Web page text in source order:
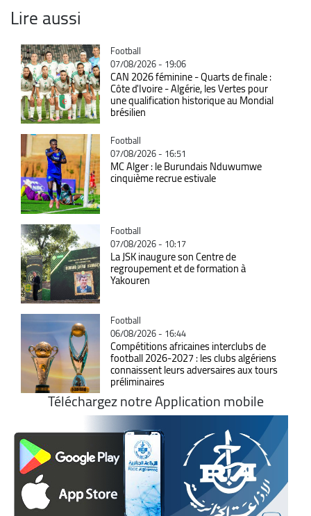
Lire aussi
Catégorie
Football
07/08/2026 - 19:06
CAN 2026 féminine - Quarts de finale :
Côte d'Ivoire - Algérie, les Vertes pour
une qualification historique au Mondial
brésilien
Catégorie
Football
07/08/2026 - 16:51
MC Alger : le Burundais Nduwumwe
cinquième recrue estivale
Catégorie
Football
07/08/2026 - 10:17
La JSK inaugure son Centre de
regroupement et de formation à
Yakouren
Catégorie
Football
06/08/2026 - 16:44
Compétitions africaines interclubs de
football 2026-2027 : les clubs algériens
connaissent leurs adversaires aux tours
préliminaires
Téléchargez notre Application mobile